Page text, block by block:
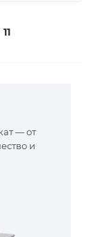
11
— от
и